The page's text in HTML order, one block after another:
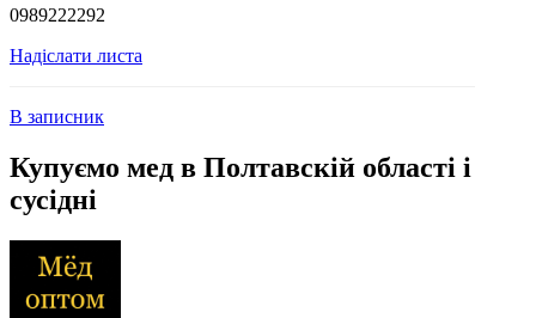
0989222292
Надіслати листа
В записник
Купуємо мед в Полтавскій області і
сусідні